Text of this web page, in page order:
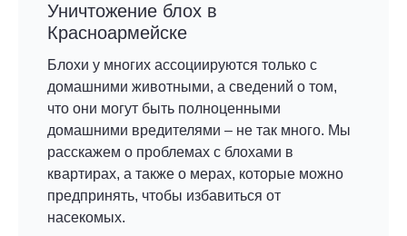
Уничтожение блох в
Красноармейске
Блохи у многих ассоциируются только с
домашними животными, а сведений о том,
что они могут быть полноценными
домашними вредителями – не так много. Мы
расскажем о проблемах с блохами в
квартирах, а также о мерах, которые можно
предпринять, чтобы избавиться от
насекомых.